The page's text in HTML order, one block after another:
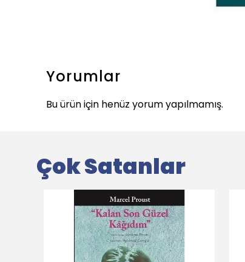
Yorumlar
Bu ürün için henüz yorum yapılmamış.
Çok Satanlar